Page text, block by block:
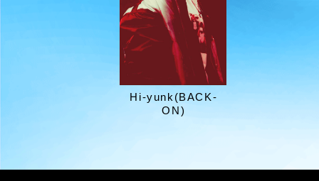
Hi-yunk(BACK-
ON)